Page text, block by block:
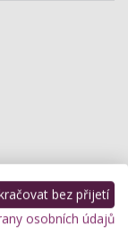
bez přijetí
osobních údajů